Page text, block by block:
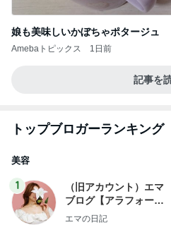
娘も美味しいかぼちゃポタージュ
Amebaトピックス 1日前
記事を
トップブロガーランキング
美容
1
（旧アカウント）エマ
ブログ【アラフォー会
社売却セカンドライ
エマの日記